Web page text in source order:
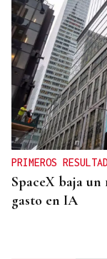
PRIMEROS
SpaceX baja un
gasto en IA